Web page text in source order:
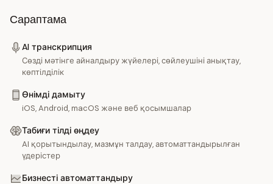
Сараптама
AI транскрипция
Сөзді мәтінге айналдыру жүйелері, сөйлеушіні анықтау,
көптілділік
Өнімді дамыту
iOS, Android, macOS және веб қосымшалар
Табиғи тілді өңдеу
AI қорытындылау, мазмұн талдау, автоматтандырылған
үдерістер
Бизнесті автоматтандыру